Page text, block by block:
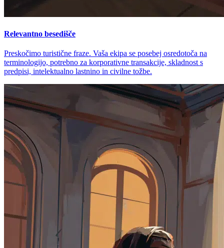
Relevantno besedišče
Preskočimo turistične fraze. Vaša ekipa se posebej osredotoča na
terminologijo, potrebno za korporativne transakcije, skladnost s
predpisi, intelektualno lastnino in civilne tožbe.